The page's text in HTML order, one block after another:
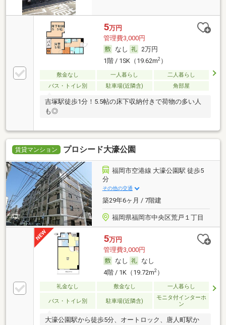
5万円
管理費3,000円
なし
2万円
1階 / 1SK（19.62m2）
敷金なし 一人暮らし
二人暮らし
バス・トイレ別
駐車場(近隣含) 角部屋
吉塚駅徒歩1分！5.5帖の床下収納付きで荷物の多い人
も◎
賃貸マンション プロシード大濠公園
福岡市空港線 大濠公園駅 徒歩5
分
その他の交通
築29年6ヶ月 / 7階建
福岡県福岡市中央区荒戸１丁目
5万円
管理費3,000円
なし
なし
4階 / 1K（19.72m2）
礼金なし 敷金なし 一人暮らし
バス・トイレ別 駐車場(近隣含)
モニタ付インターホ
ン
大濠公園駅から徒歩5分、オートロック、唐人町駅か